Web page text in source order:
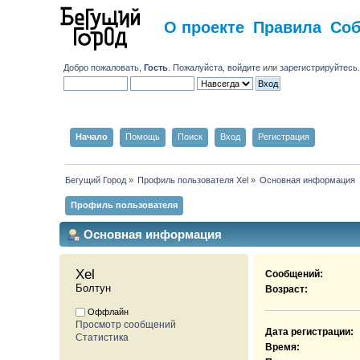
О проекте Правила
Добро пожаловать,Гость . Пожалуйста,войдите илизарегистрируйтесь
Начало Помощь Поиск Вход Регистрация
Бегущий Город» Профиль пользователя Xel» Основная информация
Профиль пользователя
Основная информация
Xel
Болтун
Оффлайн
Просмотр сообщений
Статистика
Сообщений:
Возраст:
Дата регистрации:
Время: